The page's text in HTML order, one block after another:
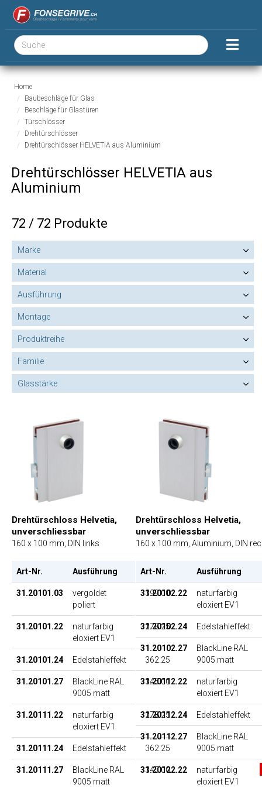
Home
Baubeschläge für Glas
Beschläge für Glastüren
Türschlösser
Drehtürschlösser
Drehtürschlösser HELVETIA aus Aluminium
Drehtürschlösser HELVETIA aus
Aluminium
72 / 72 Produkte
Marke
Material
Ausführung
Montage
Produktreihe
Familie
Glasstärke
Drehtürschloss Helvetia,
unverschliessbar
160 x 100 mm, DIN links
Art-Nr. Ausführung EP
31.20101.03
vergoldet
poliert
399.00
31.20101.22
naturfarbig
eloxiert EV1
278.25
31.20101.24 Edelstahleffekt 362.25
31.20101.27
BlackLine RAL
9005 matt
345.00
31.20111.22
naturfarbig
eloxiert EV1
278.25
31.20111.24 Edelstahleffekt 362.25
31.20111.27
BlackLine RAL
9005 matt
345.00
Drehtürschloss Helvetia,
unverschliessbar
160 x 100 mm, Aluminium, DIN
Art-Nr. Ausführung
31.20102.22
naturfarbig
eloxiert EV1
31.20102.24 Edelstahleffekt
31.20102.27
BlackLine RAL
9005 matt
31.20112.22
naturfarbig
eloxiert EV1
31.20112.24 Edelstahleffekt
31.20112.27
BlackLine RAL
9005 matt
31.20122.22
naturfarbig
eloxiert EV1